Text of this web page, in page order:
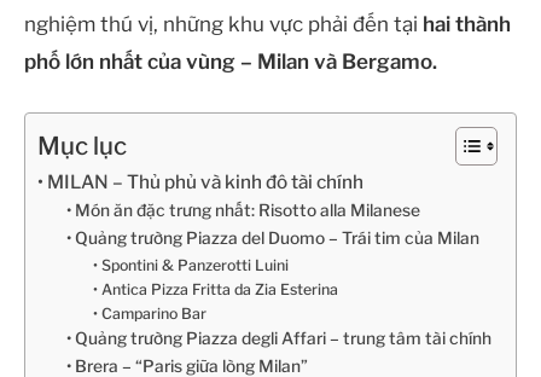
nghiệm thú vị, những khu vực phải đến tại hai thành
phố lớn nhất của vùng – Milan và Bergamo.
Mục lục
MILAN – Thủ phủ và kinh đô tài chính
Món ăn đặc trưng nhất: Risotto alla Milanese
Quảng trường Piazza del Duomo – Trái tim của Milan
Spontini & Panzerotti Luini
Antica Pizza Fritta da Zia Esterina
Camparino Bar
Quảng trường Piazza degli Affari – trung tâm tài chính
Brera – “Paris giữa lòng Milan”